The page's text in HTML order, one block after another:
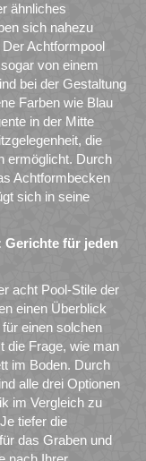
ähnliches
sich nahezu
Achtformpool
von einem
bei der Gestaltung
Farben wie Blau
in der Mitte
die
ermöglicht. Durch
Achtformbecken
sich in seine
Gerichte für jeden
acht Pool-Stile der
einen Überblick
einen solchen
die Frage, wie man
im Boden. Durch
alle drei Optionen
im Vergleich zu
tiefer die
das Graben und